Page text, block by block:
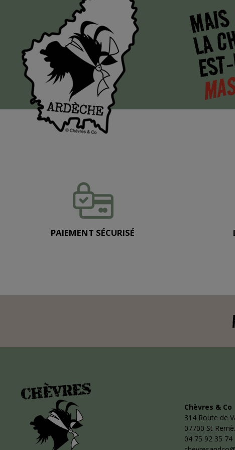
LA
PAIEMENT SÉCURISÉ
Chèvres & Co
314 Route de
07700 St
04 75 92 35 74